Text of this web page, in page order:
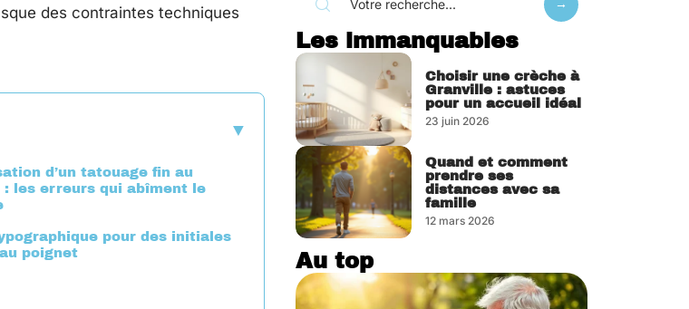
des contraintes techniques
d’un tatouage fin au
: les erreurs qui abîment le
pour des initiales
poignet
Les immanquables
Choisir une crèche à
Granville : astuces
pour un accueil idéal
23 juin 2026
Quand et comment
prendre ses
distances avec sa
famille
12 mars 2026
Au top